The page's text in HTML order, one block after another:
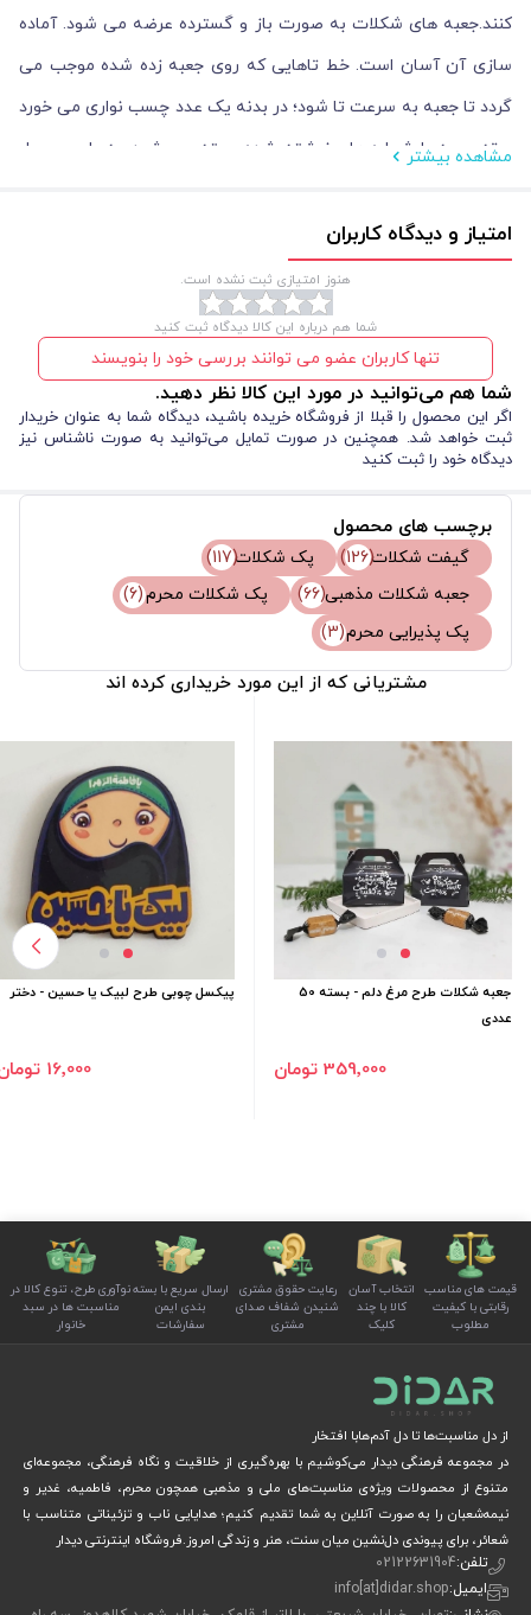
کنند.جعبه های شکلات به صورت باز و گسترده عرضه می شود. آماده
سازی آن آسان است. خط تاهایی که روی جعبه زده شده موجب می
گردد تا جعبه به سرعت تا شود؛ در بدنه یک عدد چسب نواری می خورد
و ته جعبه با شماره های نوشته شده بسته می شود. به طور معمول
است.هر جعبه مناسب برای 7-8 شکلات معمولی است.
مشاهده بیشتر
امتیاز و دیدگاه کاربران
هنوز امتیازی ثبت نشده است.
شما هم درباره این کالا دیدگاه ثبت کنید
تنها کاربران عضو می توانند بررسی خود را بنویسند
شما هم می‌توانید در مورد این کالا نظر دهید.
اگر این محصول را قبلا از فروشگاه خریده باشید، دیدگاه شما به عنوان خریدار
ثبت خواهد شد. همچنین در صورت تمایل می‌توانید به صورت ناشناس نیز
دیدگاه خود را ثبت کنید
برچسب های محصول
گیفت شکلات(126) پک شکلات(117)
جعبه شکلات مذهبی(66) پک شکلات محرم(6)
پک پذیرایی محرم(3)
مشتریانی که از این مورد خریداری کرده اند
جعبه شکلات طرح مرغ دلم - بسته 50
عددی
359٬000 تومان
پیکسل چوبی طرح لبیک یا حسین - دختر
16٬000 تومان
قیمت های مناسب
رقابتی با کیفیت
مطلوب
انتخاب آسان
کالا با چند
کلیک
رعایت حقوق مشتری
شنیدن شفاف صدای
مشتری
ارسال سریع با بسته
بندی ایمن
سفارشات
نوآوری طرح، تنوع کالا در
مناسبت ها در سبد
خانوار
از دل مناسبت‌ها تا دل آدم‌هابا افتخار
در مجموعه فرهنگی دیدار می‌کوشیم با بهره‌گیری از خلاقیت و نگاه فرهنگی، مجموعه‌ای
متنوع از محصولات ویژه‌ی مناسبت‌های ملی و مذهبی همچون محرم، فاطمیه، غدیر و
نیمه‌شعبان را به صورت آنلاین به شما تقدیم کنیم؛ هدایایی ناب و تزئیناتی متناسب با
شعائر، برای پیوندی دل‌نشین میان سنت، هنر و زندگی امروز.فروشگاه اینترنتی دیدار
تلفن:02122631904
ایمیل:info[at]didar.shop